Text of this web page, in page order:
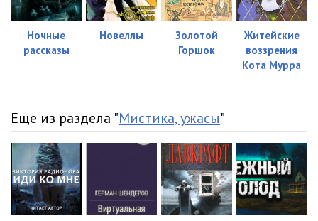
Ночные
рассказы
Новеллы
Золотой
Горшок
Житейские
воззрения
Кота Мурра
Еще из раздела "Мистика, ужасы"